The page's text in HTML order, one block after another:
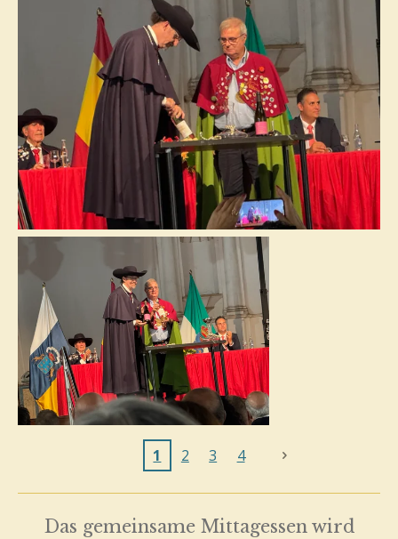
1 2 3 4
Das gemeinsame Mittagessen wird